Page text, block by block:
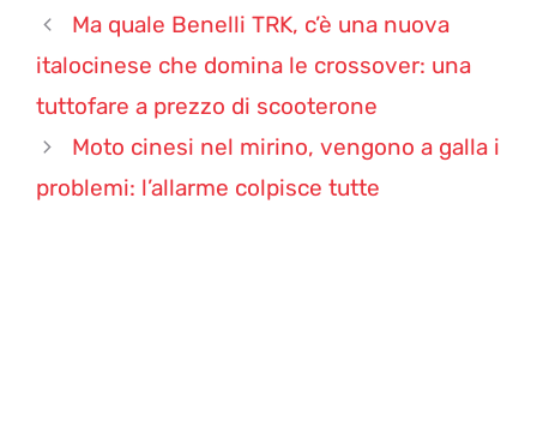
Ma quale Benelli TRK, c’è una nuova
italocinese che domina le crossover: una
tuttofare a prezzo di scooterone
Moto cinesi nel mirino, vengono a galla i
problemi: l’allarme colpisce tutte